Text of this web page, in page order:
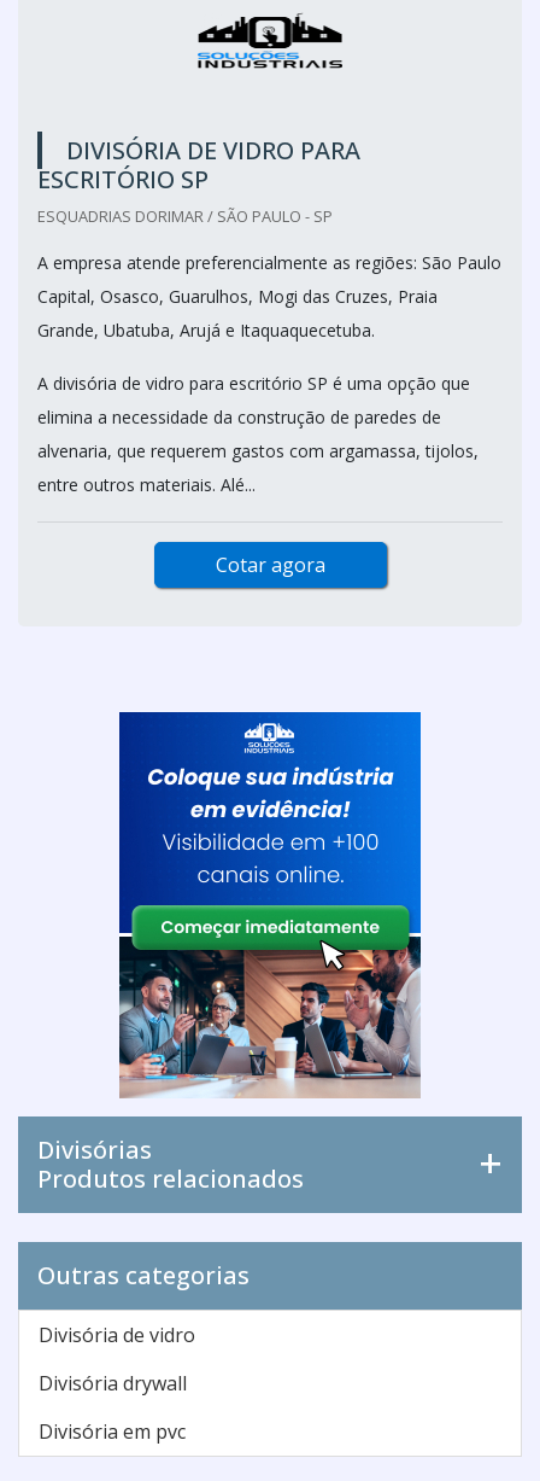
DIVISÓRIA DE VIDRO PARA
ESCRITÓRIO SP
ESQUADRIAS DORIMAR / SÃO PAULO - SP
A empresa atende preferencialmente as regiões: São Paulo
Capital, Osasco, Guarulhos, Mogi das Cruzes, Praia
Grande, Ubatuba, Arujá e Itaquaquecetuba.
A divisória de vidro para escritório SP é uma opção que
elimina a necessidade da construção de paredes de
alvenaria, que requerem gastos com argamassa, tijolos,
entre outros materiais. Alé...
Cotar agora
Divisórias
Produtos relacionados
Outras categorias
Divisória de vidro
Divisória drywall
Divisória em pvc